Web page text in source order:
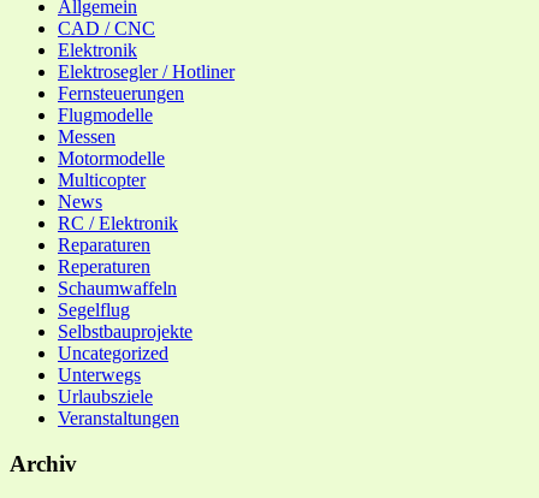
Allgemein
CAD / CNC
Elektronik
Elektrosegler / Hotliner
Fernsteuerungen
Flugmodelle
Messen
Motormodelle
Multicopter
News
RC / Elektronik
Reparaturen
Reperaturen
Schaumwaffeln
Segelflug
Selbstbauprojekte
Uncategorized
Unterwegs
Urlaubsziele
Veranstaltungen
Archiv